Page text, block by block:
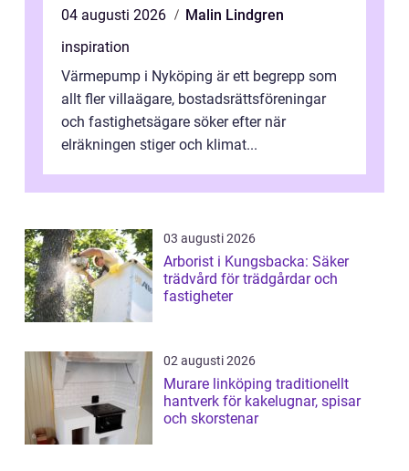
04 augusti 2026
Malin Lindgren
inspiration
Värmepump i Nyköping är ett begrepp som
allt fler villaägare, bostadsrättsföreningar
och fastighetsägare söker efter när
elräkningen stiger och klimat...
03 augusti 2026
Arborist i Kungsbacka: Säker
trädvård för trädgårdar och
fastigheter
02 augusti 2026
Murare linköping traditionellt
hantverk för kakelugnar, spisar
och skorstenar